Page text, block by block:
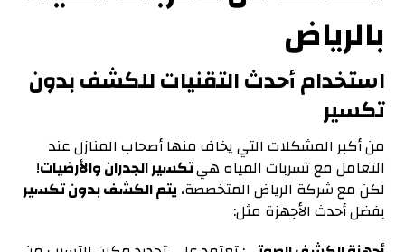
بالرياض
استخدام أحدث التقنيات للكشف بدون
تكسير
من أكبر المشكلات التي يخاف منها أصحاب المنازل عند
التعامل مع تسربات المياه هيتكسير الجدران والأرضيات!
لكن مع شركة الرياض المتخصصة،يتمالكشف بدون تكسير
بفضل أحدث الأجهزة مثل: